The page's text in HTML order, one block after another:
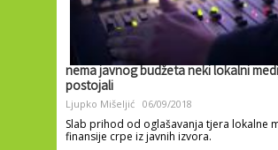
nema javnog budžeta neki lokalni
postojali
Ljupko Mišeljić 06/09/2018
Slab prihod od oglašavanja tjera lokalne
finansije crpe iz javnih izvora.